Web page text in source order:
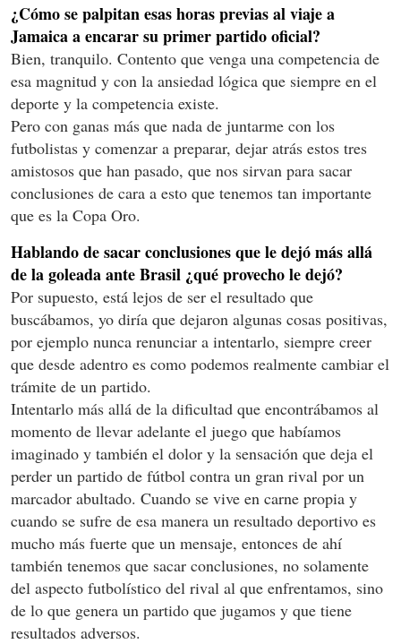
¿Cómo se palpitan esas horas previas al viaje a
Jamaica a encarar su primer partido oficial?
Bien, tranquilo. Contento que venga una competencia de
esa magnitud y con la ansiedad lógica que siempre en el
deporte y la competencia existe.
Pero con ganas más que nada de juntarme con los
futbolistas y comenzar a preparar, dejar atrás estos tres
amistosos que han pasado, que nos sirvan para sacar
conclusiones de cara a esto que tenemos tan importante
que es la Copa Oro.
Hablando de sacar conclusiones que le dejó más allá
de la goleada ante Brasil ¿qué provecho le dejó?
Por supuesto, está lejos de ser el resultado que
buscábamos, yo diría que dejaron algunas cosas positivas,
por ejemplo nunca renunciar a intentarlo, siempre creer
que desde adentro es como podemos realmente cambiar el
trámite de un partido.
Intentarlo más allá de la dificultad que encontrábamos al
momento de llevar adelante el juego que habíamos
imaginado y también el dolor y la sensación que deja el
perder un partido de fútbol contra un gran rival por un
marcador abultado. Cuando se vive en carne propia y
cuando se sufre de esa manera un resultado deportivo es
mucho más fuerte que un mensaje, entonces de ahí
también tenemos que sacar conclusiones, no solamente
del aspecto futbolístico del rival al que enfrentamos, sino
de lo que genera un partido que jugamos y que tiene
resultados adversos.